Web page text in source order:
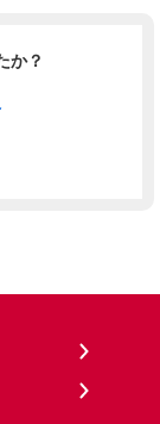
か？